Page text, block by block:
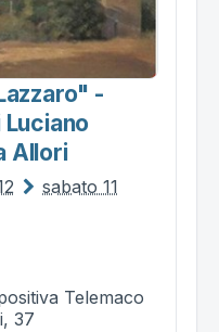
-
Allori
sabato 11
Telemaco
37